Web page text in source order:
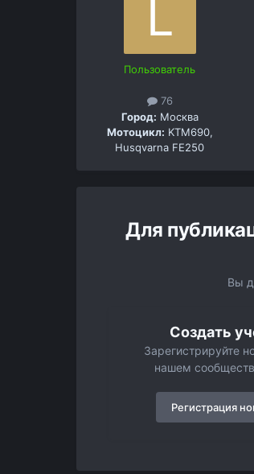
Пользователь
76
Город: Москва
Мотоцикл: KTM690,
Husqvarna FE250
Для
Вы
Создать
Зарегистрируйте
нашем
Регистрация